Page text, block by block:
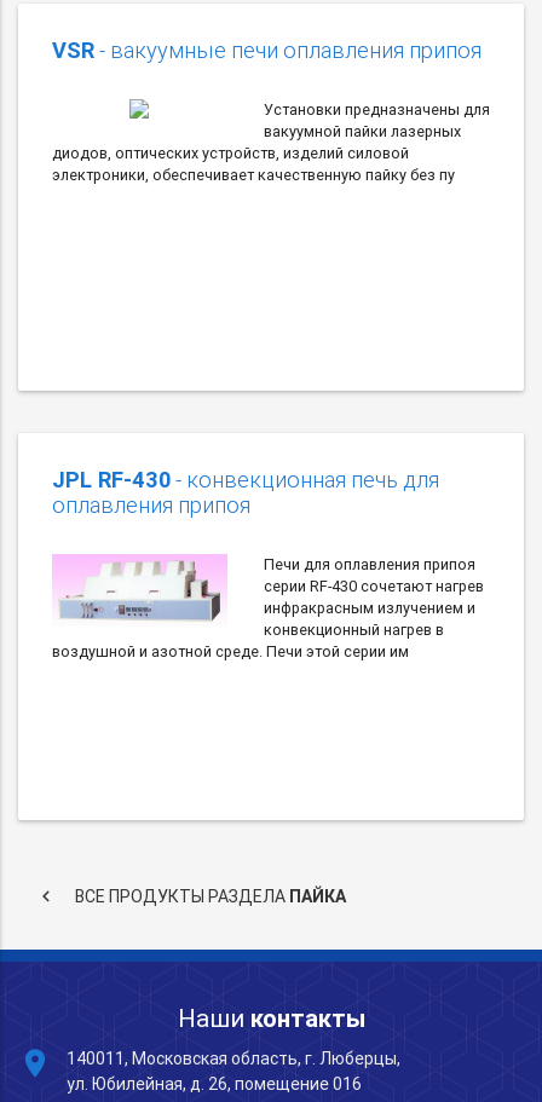
VSR- вакуумные печи оплавления припоя
Установки предназначены для
вакуумной пайки лазерных
диодов, оптических устройств, изделий силовой
электроники, обеспечивает качественную пайку без пу
JPL RF-430- конвекционная печь для
оплавления припоя
Печи для оплавления припоя
серии RF-430 сочетают нагрев
инфракрасным излучением и
конвекционный нагрев в
воздушной и азотной среде. Печи этой серии им
keyboard_arrow_left ВСЕ ПРОДУКТЫ РАЗДЕЛА ПАЙКА
Наши контакты
place
140011, Московская область, г. Люберцы,
ул. Юбилейная, д. 26, помещение 016